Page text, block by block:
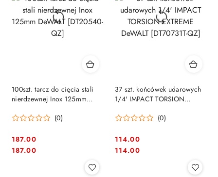
100szt. tarcz do cięcia stali
nierdzewnej Inox 125mm
(0)
Cena:
187.00
Cena:
187.00
37 szt. końcówek udarowych
1/4' IMPACT TORSION
[DT70731T-QZ](0)
Cena:
114.00
Cena:
114.00